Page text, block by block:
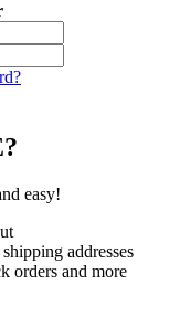
easy!
addresses
orders and more